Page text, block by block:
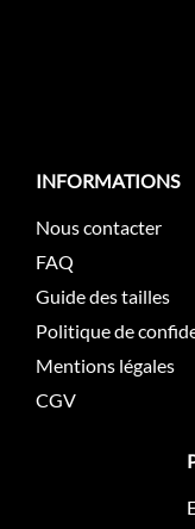
INFORMATIONS
Nous contacter
FAQ
Guide des tailles
Politique de
Mentions légales
CGV